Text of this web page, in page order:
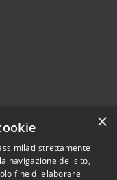
×
strettamente
navigazione del sito,
fine di elaborare